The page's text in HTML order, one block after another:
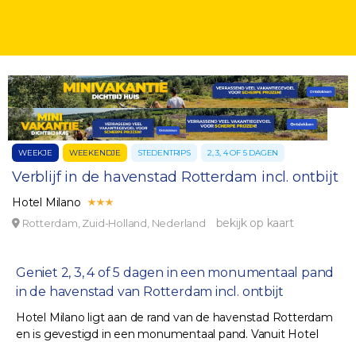
WEEKJE WEEKENDJE STEDENTRIPS 2, 3, 4 OF 5 DAGEN
Verblijf in de havenstad Rotterdam incl. ontbijt
Hotel Milano
Rotterdam, Zuid-Holland, Nederland bekijk op kaart
Geniet 2, 3, 4 of 5 dagen in een monumentaal pand
in de havenstad van Rotterdam incl. ontbijt
Hotel Milano ligt aan de rand van de havenstad Rotterdam
en is gevestigd in een monumentaal pand. Vanuit Hotel